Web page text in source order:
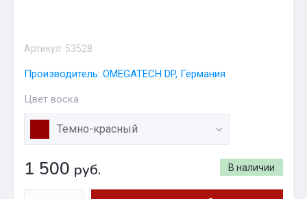
Артикул: 53528
Производитель: OMEGATECH DP, Германия
Цвет воска
Темно-красный
В наличии
1 500 руб.